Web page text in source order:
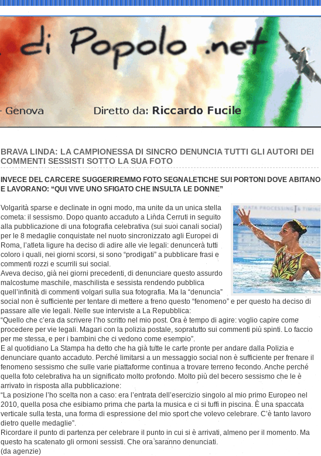
BRAVA LINDA: LA CAMPIONESSA DI SINCRO DENUNCIA TUTTI GLI AUTORI DEI
COMMENTI SESSISTI SOTTO LA SUA FOTO
INVECE DEL CARCERE SUGGERIREMMO FOTO SEGNALETICHE SUI PORTONI DOVE ABITANO
E LAVORANO: “QUI VIVE UNO SFIGATO CHE INSULTA LE DONNE”
Volgarità sparse e declinate in ogni modo, ma unite da un unica stella
cometa: il sessismo. Dopo quanto accaduto a Linda Cerruti in seguito
alla pubblicazione di una fotografia celebrativa (sui suoi canali social)
per le 8 medaglie conquistate nel nuoto sincronizzato agli Europei di
Roma, l’atleta ligure ha deciso di adire alle vie legali: denuncerà tutti
coloro i quali, nei giorni scorsi, si sono “prodigati” a pubblicare frasi e
commenti rozzi e scurrili sui social.
Aveva deciso, già nei giorni precedenti, di denunciare questo assurdo
malcostume maschile, maschilista e sessista rendendo pubblica
quell’infinità di commenti volgari sulla sua fotografia. Ma la “denuncia”
social non è sufficiente per tentare di mettere a freno questo “fenomeno” e per questo ha deciso di
passare alle vie legali. Nelle sue interviste a La Repubblica:
“Quello che c’era da scrivere l’ho scritto nel mio post. Ora è tempo di agire: voglio capire come
procedere per vie legali. Magari con la polizia postale, sopratutto sui commenti più spinti. Lo faccio
per me stessa, e per i bambini che ci vedono come esempio”.
E al quotidiano La Stampa ha detto che ha già tutte le carte pronte per andare dalla Polizia e
denunciare quanto accaduto. Perché limitarsi a un messaggio social non è sufficiente per frenare il
fenomeno sessismo che sulle varie piattaforme continua a trovare terreno fecondo. Anche perché
quella foto celebrativa ha un significato molto profondo. Molto più del becero sessismo che le è
arrivato in risposta alla pubblicazione:
“La posizione l’ho scelta non a caso: era l’entrata dell’esercizio singolo al mio primo Europeo nel
2010, quella posa che esibiamo prima che parta la musica e ci si tuffi in piscina. È una spaccata
verticale sulla testa, una forma di espressione del mio sport che volevo celebrare. C’è tanto lavoro
dietro quelle medaglie”.
Ricordare il punto di partenza per celebrare il punto in cui si è arrivati, almeno per il momento. Ma
questo ha scatenato gli ormoni sessisti. Che ora saranno denunciati.
(da agenzie)